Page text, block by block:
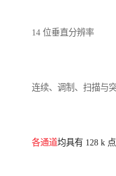
14 位垂直分辨率
连续、调制、扫描与
各通道均具有 128 k